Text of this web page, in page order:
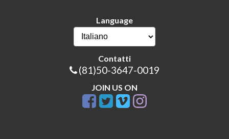
Language
Contatti
(81)50-3647-0019
JOIN US ON